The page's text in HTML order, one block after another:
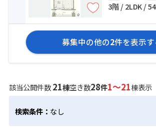
3階 / 2LDK /
募集中の他の2件を表示す
該当公開件数21棟空き数28件1～21棟表示
検索条件： なし